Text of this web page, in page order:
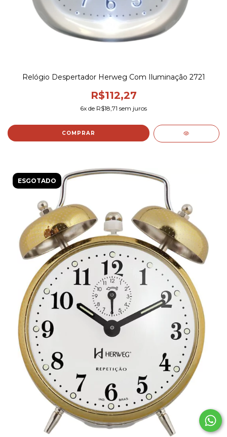
Relógio Despertador Herweg Com Iluminação 2721
R$112,27
6x de R$18,71 sem juros
COMPRAR
ESGOTADO